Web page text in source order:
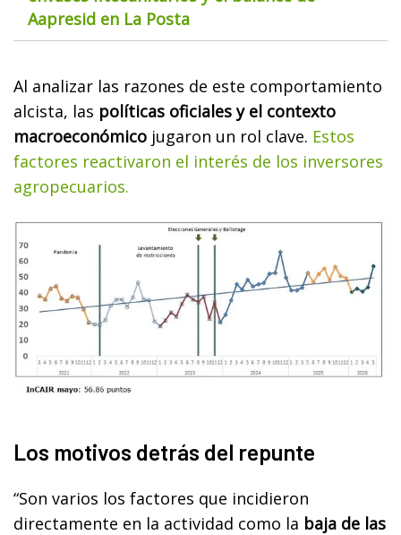
Aapresid en La Posta
Al analizar las razones de este comportamiento
alcista, las políticas oficiales y el contexto
macroeconómico jugaron un rol clave. Estos
factores reactivaron el interés de los inversores
agropecuarios.
Los motivos detrás del repunte
“Son varios los factores que incidieron
directamente en la actividad como la baja de las